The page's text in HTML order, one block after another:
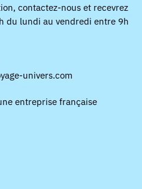
contactez-nous et recevrez
du lundi au vendredi entre 9h
univers.com
entreprise française